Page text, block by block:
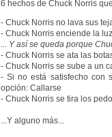
6 hechos de Chuck Norris
- Chuck Norris no lava sus
- Chuck Norris enciende la
... Y así se queda porque
- Chuck Norris se ata las
- Chuck Norris se sube a un
- Si no está satisfecho con
opción: Callarse
- Chuck Norris se tira los
...Y alguno más...